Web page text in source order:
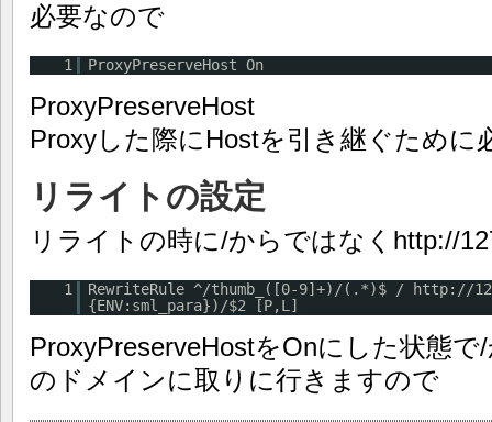
必要なので
1 ProxyPreserveHost On
ProxyPreserveHost
Proxyした際にHostを引き継ぐために
リライトの設定
リライトの時に/からではなくhttp://
1 RewriteRule ^/thumb_([0-9]+)/(.*)$ /
http://
{ENV:sml_para})/$2 [P,L]
ProxyPreserveHostをOnにした状態
のドメインに取りに行きますので